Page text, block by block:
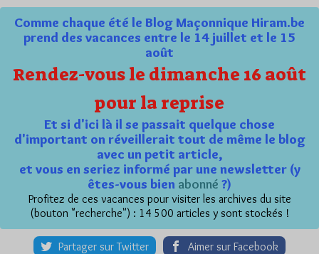
Comme chaque été le Blog Maçonnique Hiram.be
prend des vacances entre le 14 juillet et le 15
août
Rendez-vous le dimanche 16 août
pour la reprise
Et si d'ici là il se passait quelque chose
d'important on réveillerait tout de même le blog
avec un petit article,
et vous en seriez informé par une newsletter (y
êtes-vous bien abonné ?)
Profitez de ces vacances pour visiter les archives du site
(bouton "recherche") : 14 500 articles y sont stockés !
Partager sur Twitter Aimer sur Facebook